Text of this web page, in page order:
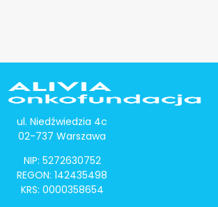
ul. Niedźwiedzia 4c
02-737 Warszawa
NIP: 5272630752
REGON: 142435498
KRS: 0000358654